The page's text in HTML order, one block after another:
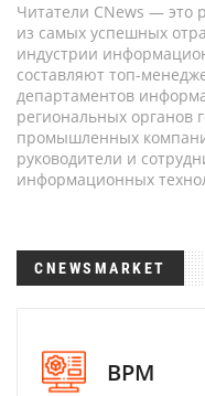
Читатели CNews — это
из самых успешных
индустрии
составляют топ-
департаментов
региональных органов
промышленных
руководители и
информационных
CNEWSMARKET
BPM